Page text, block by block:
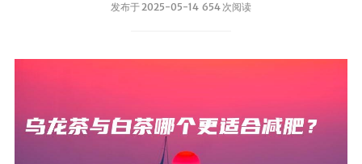
发布于 2025-05-14 654 次阅读
茶品
饮茶技巧